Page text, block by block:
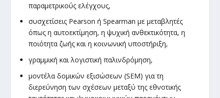
παραμετρικούς ελέγχους,
συσχετίσεις Pearson ή Spearman με μεταβλητές
όπως η αυτοεκτίμηση, η ψυχική ανθεκτικότητα, η
ποιότητα ζωής και η κοινωνική υποστήριξη,
γραμμική και λογιστική παλινδρόμηση,
μοντέλα δομικών εξισώσεων (SEM) για τη
διερεύνηση των σχέσεων μεταξύ της εθνοτικής